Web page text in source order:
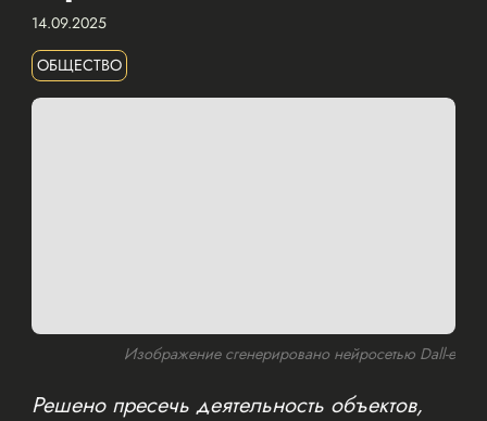
14.09.2025
ОБЩЕСТВО
Изображение сгенерировано нейросетью Dall-e
Решено пресечь деятельность объектов,